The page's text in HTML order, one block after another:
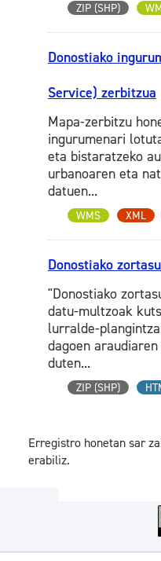
ZIP (SHP)
Donostiako
Service) zerbitzua
Mapa-zerbitzu
ingurumenari
eta bistaratzeko
urbanoaren eta
datuen...
WMS XML
Donostiako
"Donostiako
datu-multzoak
lurralde-
dagoen
duten...
ZIP (SHP)
Erregistro honetan sar
erabiliz.